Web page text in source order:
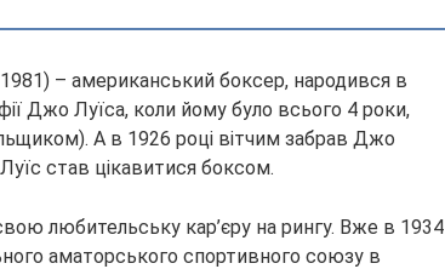
– американський боксер, народився в
Джо Луїса, коли йому було всього 4 роки,
А в 1926 році вітчим забрав Джо
став цікавитися боксом.
любительську кар’єру на рингу. Вже в 1934
аматорського спортивного союзу в